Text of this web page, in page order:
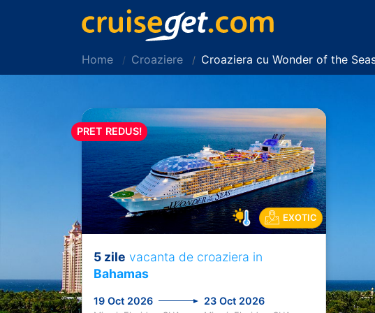
Home Croaziere Croaziera cu Wonder of the
Previous
PRET REDUS!
EXOTIC
5 zile vacanta de croaziera in
Bahamas
19 Oct 2026 23 Oct 2026